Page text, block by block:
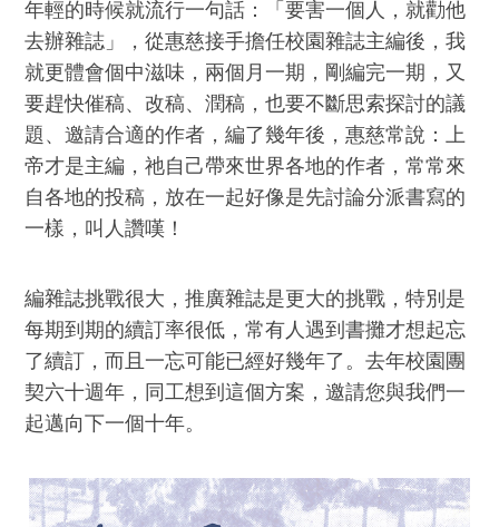
年輕的時候就流行一句話：「要害一個人，就勸他
去辦雜誌」，從惠慈接手擔任校園雜誌主編後，我
就更體會個中滋味，兩個月一期，剛編完一期，又
要趕快催稿、改稿、潤稿，也要不斷思索探討的議
題、邀請合適的作者，編了幾年後，惠慈常說：上
帝才是主編，祂自己帶來世界各地的作者，常常來
自各地的投稿，放在一起好像是先討論分派書寫的
一樣，叫人讚嘆！
編雜誌挑戰很大，推廣雜誌是更大的挑戰，特別是
每期到期的續訂率很低，常有人遇到書攤才想起忘
了續訂，而且一忘可能已經好幾年了。去年校園團
契六十週年，同工想到這個方案，邀請您與我們一
起邁向下一個十年。